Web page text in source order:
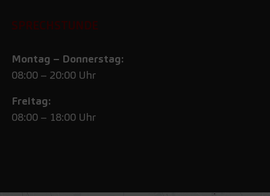
SPRECHSTUNDE
Montag – Donnerstag:
08:00 – 20:00 Uhr
Freitag:
08:00 – 18:00 Uhr